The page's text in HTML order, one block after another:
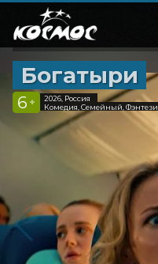
Богатыри
6 +
2026, Россия
Комедия, Семейный, Фэнтези